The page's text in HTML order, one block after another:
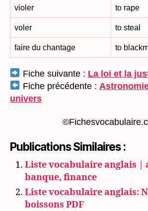
violer to rape
voler to steal
faire du chantage to
Fiche suivante : La loi et la
Fiche précédente :
univers
Publications Similaires :
Liste vocabulaire anglais |
banque, finance
Liste vocabulaire anglais:
boissons PDF